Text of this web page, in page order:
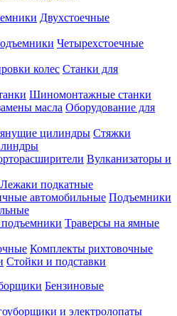
Двухстоечные
Четырехстоечные
Станки для
Шиномонтажные станки
Оборудование для
Стяжки
Вулканизаторы и
Лежаки подкатные
Подъемники
Траверсы на ямные
Комплекты рихтовочные
Стойки и подставки
Бензиновые